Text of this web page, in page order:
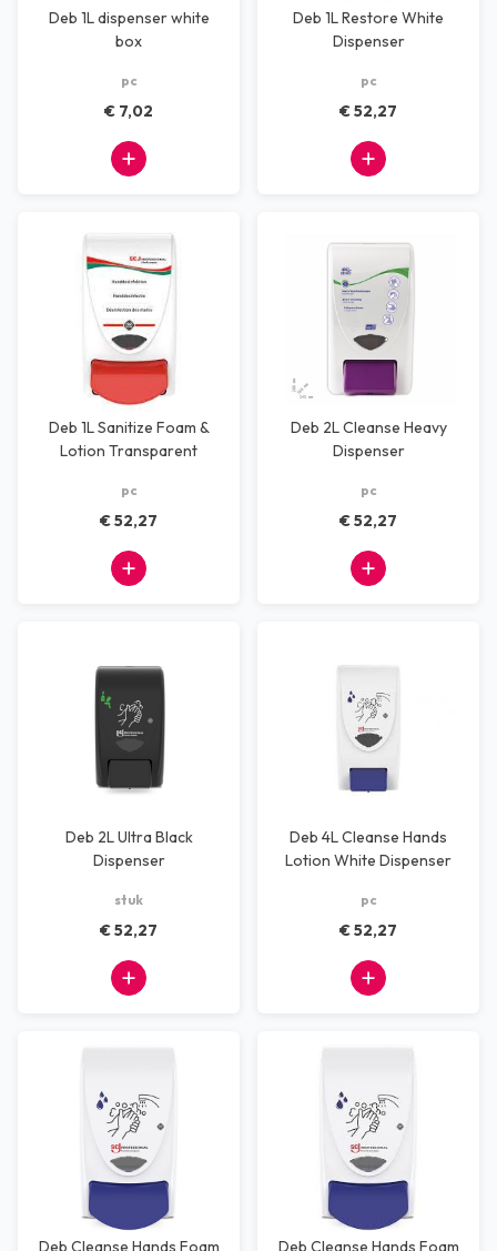
Deb 1L dispenser white
box
pc
€ 7,02
Deb 1L Restore White
Dispenser
pc
€ 52,27
Deb 1L Sanitize Foam &
Lotion Transparent
pc
€ 52,27
Deb 2L Cleanse Heavy
Dispenser
pc
€ 52,27
Deb 2L Ultra Black
Dispenser
stuk
€ 52,27
Deb 4L Cleanse Hands
Lotion White Dispenser
pc
€ 52,27
Deb Cleanse Hands Foam Deb Cleanse Hands Foam